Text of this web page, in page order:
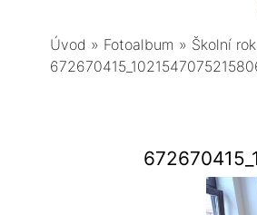
Úvod » Fotoalbum » Školní